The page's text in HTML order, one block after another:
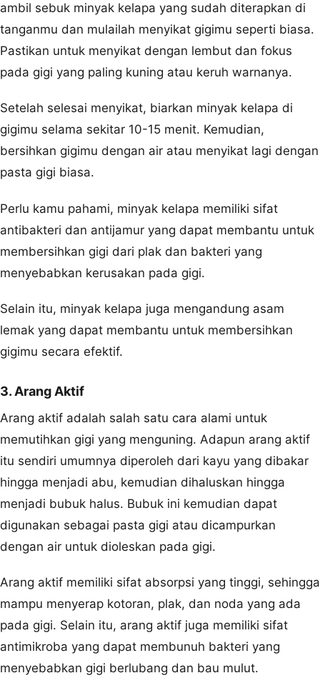
ambil sebuk minyak kelapa yang sudah diterapkan di
tanganmu dan mulailah menyikat gigimu seperti biasa.
Pastikan untuk menyikat dengan lembut dan fokus
pada gigi yang paling kuning atau keruh warnanya.
Setelah selesai menyikat, biarkan minyak kelapa di
gigimu selama sekitar 10-15 menit. Kemudian,
bersihkan gigimu dengan air atau menyikat lagi dengan
pasta gigi biasa.
Perlu kamu pahami, minyak kelapa memiliki sifat
antibakteri dan antijamur yang dapat membantu untuk
membersihkan gigi dari plak dan bakteri yang
menyebabkan kerusakan pada gigi.
Selain itu, minyak kelapa juga mengandung asam
lemak yang dapat membantu untuk membersihkan
gigimu secara efektif.
3. Arang Aktif
Arang aktif adalah salah satu cara alami untuk
memutihkan gigi yang menguning. Adapun arang aktif
itu sendiri umumnya diperoleh dari kayu yang dibakar
hingga menjadi abu, kemudian dihaluskan hingga
menjadi bubuk halus. Bubuk ini kemudian dapat
digunakan sebagai pasta gigi atau dicampurkan
dengan air untuk dioleskan pada gigi.
Arang aktif memiliki sifat absorpsi yang tinggi, sehingga
mampu menyerap kotoran, plak, dan noda yang ada
pada gigi. Selain itu, arang aktif juga memiliki sifat
antimikroba yang dapat membunuh bakteri yang
menyebabkan gigi berlubang dan bau mulut.